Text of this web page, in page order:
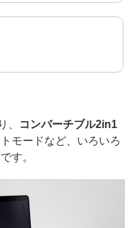
、 コンバーチブル2in1
モードなど、いろいろ
す。